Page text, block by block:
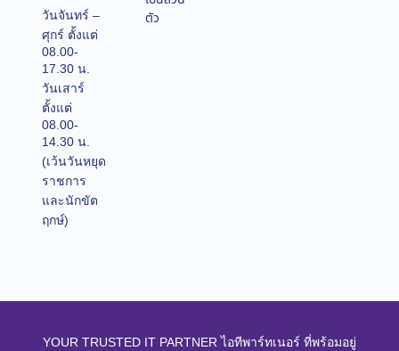
วันจันทร์ –
ศุกร์ ตั้งแต่
08.00-
17.30 น.
วันเสาร์
ตั้งแต่
08.00-
14.30 น.
(เว้นวันหยุด
ราชการ
และนักขัต
ฤกษ์)
ตัว
YOUR TRUSTED IT PARTNER ไอทีพาร์ทเนอร์ ที่พร้อมอยู่